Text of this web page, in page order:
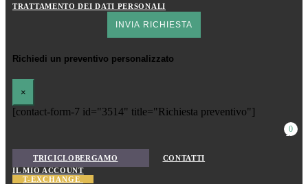
TRATTAMENTO DEI DATI PERSONALI
Richiedi un preventivo personalizzato
×
[contact-form-7 id="3514" title="Richiesta preventivo"]
0
TRICICLOBERGAMO
CONTATTI
IL MIO ACCOUNT
T-EXCHANGE